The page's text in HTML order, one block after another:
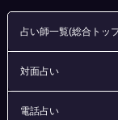
占い師一覧(総合トッ
対面占い
電話占い